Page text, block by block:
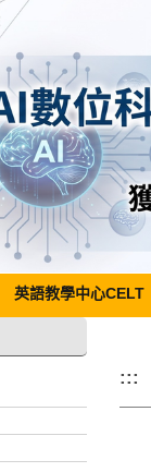
英語教學中心CELT
:::